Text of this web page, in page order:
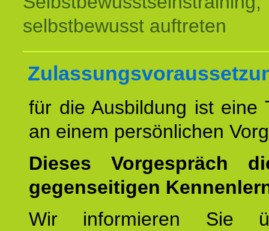
selbstbewusst auftreten
für die Ausbildung ist eine
an einem persönlichen
Dieses Vorgespräch
gegenseitigen
Wir informieren Sie